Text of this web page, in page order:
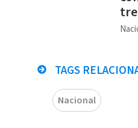
TAGS
Nacional